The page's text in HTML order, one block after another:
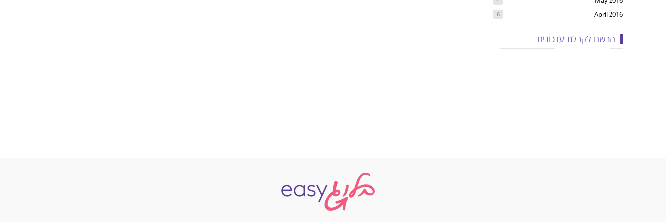
April 2016
6
הרשם לקבלת עדכונים